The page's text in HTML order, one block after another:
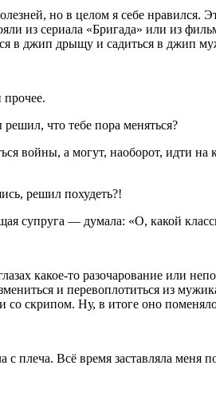
но в целом я себе нравился.
из сериала «Бригада» или из
в джип дрыщу и садиться в джип
прочее.
что тебе пора меняться?
войны, а могут, наоборот, идти
решил похудеть?!
супруга — думала: «О, какой
какое-то разочарование или
и перевоплотиться из
скрипом. Ну, в итоге оно
плеча. Всё время заставляла